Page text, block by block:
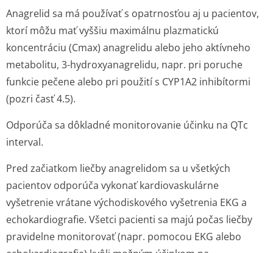
Anagrelid sa má používať s opatrnosťou aj u pacientov,
ktorí môžu mať vyššiu maximálnu plazmatickú
koncentráciu (Cmax) anagrelidu alebo jeho aktívneho
metabolitu, 3-hydroxyanagrelidu, napr. pri poruche
funkcie pečene alebo pri použití s CYP1A2 inhibítormi
(pozri časť 4.5).
Odporúča sa dôkladné monitorovanie účinku na QTc
interval.
Pred začiatkom liečby anagrelidom sa u všetkých
pacientov odporúča vykonať kardiovaskulárne
vyšetrenie vrátane východiskového vyšetrenia EKG a
echokardiografie. Všetci pacienti sa majú počas liečby
pravidelne monitorovať (napr. pomocou EKG alebo